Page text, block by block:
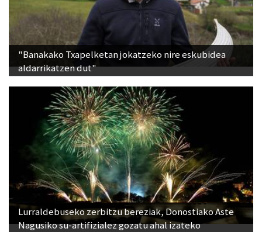
"Banakako Txapelketan jokatzeko nire eskubidea
aldarrikatzen dut"
Lurraldebuseko zerbitzu bereziak, Donostiako Aste
Nagusiko su-artifizialez gozatu ahal izateko